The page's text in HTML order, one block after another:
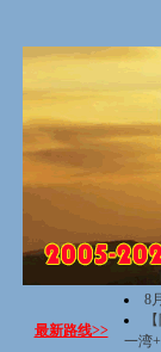
最新路线>>
8
一湾